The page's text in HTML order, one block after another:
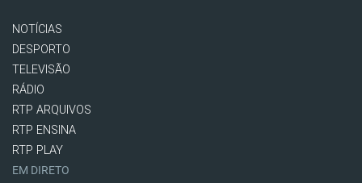
NOTÍCIAS
DESPORTO
TELEVISÃO
RÁDIO
RTP ARQUIVOS
RTP ENSINA
RTP PLAY
EM DIRETO